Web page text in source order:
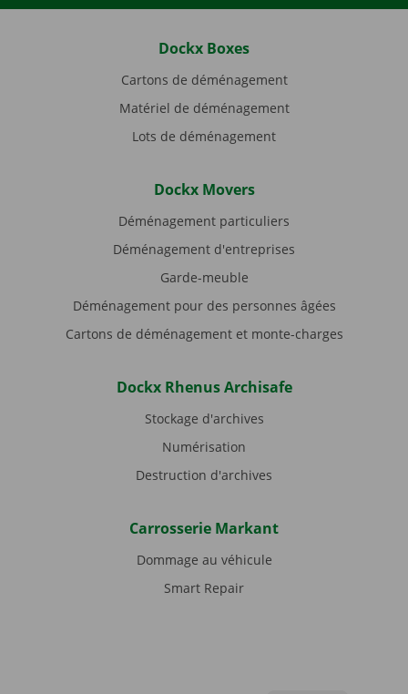
Dockx Boxes
Cartons de déménagement
Matériel de déménagement
Lots de déménagement
Dockx Movers
Déménagement particuliers
Déménagement d'entreprises
Garde-meuble
Déménagement pour des personnes âgées
Cartons de déménagement et monte-charges
Dockx Rhenus Archisafe
Stockage d'archives
Numérisation
Destruction d'archives
Carrosserie Markant
Dommage au véhicule
Smart Repair